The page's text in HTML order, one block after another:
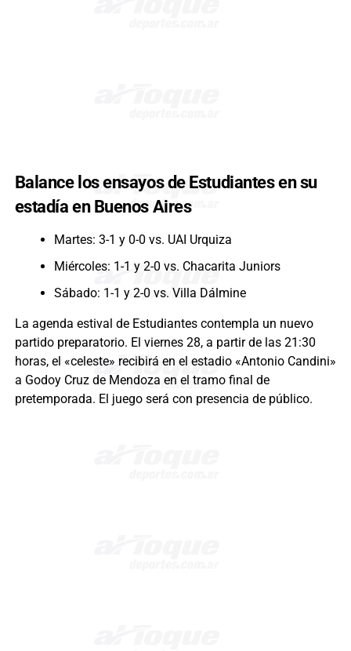
Balance los ensayos de Estudiantes en su
estadía en Buenos Aires
Martes: 3-1 y 0-0 vs. UAI Urquiza
Miércoles: 1-1 y 2-0 vs. Chacarita Juniors
Sábado: 1-1 y 2-0 vs. Villa Dálmine
La agenda estival de Estudiantes contempla un nuevo
partido preparatorio. El viernes 28, a partir de las 21:30
horas, el «celeste» recibirá en el estadio «Antonio Candini»
a Godoy Cruz de Mendoza en el tramo final de
pretemporada. El juego será con presencia de público.